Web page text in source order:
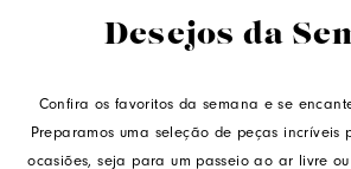
Desejos da
Confira os favoritos da semana e se
Preparamos uma seleção de peças incríveis
ocasiões, seja para um passeio ao ar livre